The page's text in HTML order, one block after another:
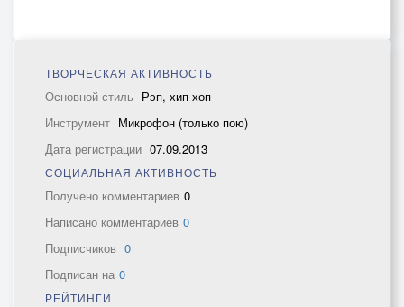
ТВОРЧЕСКАЯ АКТИВНОСТЬ
Основной стиль Рэп, хип-хоп
Инструмент Микрофон (только пою)
Дата регистрации 07.09.2013
СОЦИАЛЬНАЯ АКТИВНОСТЬ
Получено комментариев 0
Написано комментариев 0
Подписчиков 0
Подписан на 0
РЕЙТИНГИ